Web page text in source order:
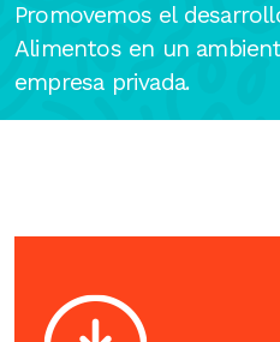
Promovemos el
Alimentos en un
empresa privada.